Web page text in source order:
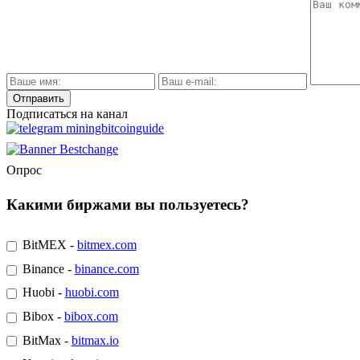
Подписаться на канал
Опрос
Какими биржами вы пользуетесь?
BitMEX - bitmex.com
Binance - binance.com
Huobi - huobi.com
Bibox - bibox.com
BitMax - bitmax.io